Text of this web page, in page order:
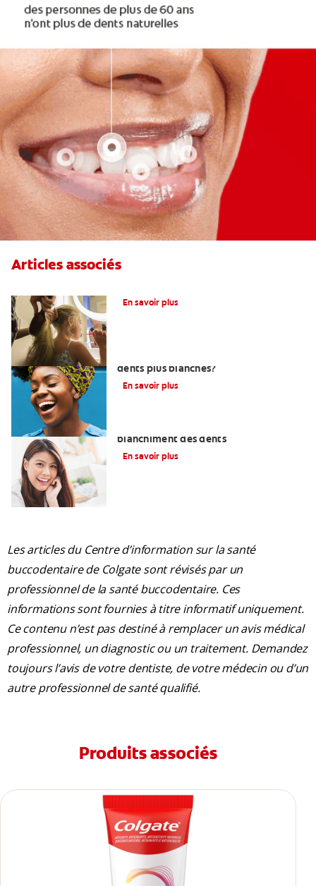
Articles associés
En savoir plus
dents plus blanches?
En savoir plus
blanchiment des dents
En savoir plus
Les articles du Centre d’information sur la santé
buccodentaire de Colgate sont révisés par un
professionnel de la santé buccodentaire. Ces
informations sont fournies à titre informatif uniquement.
Ce contenu n’est pas destiné à remplacer un avis médical
professionnel, un diagnostic ou un traitement. Demandez
toujours l’avis de votre dentiste, de votre médecin ou d’un
autre professionnel de santé qualifié.
Produits associés